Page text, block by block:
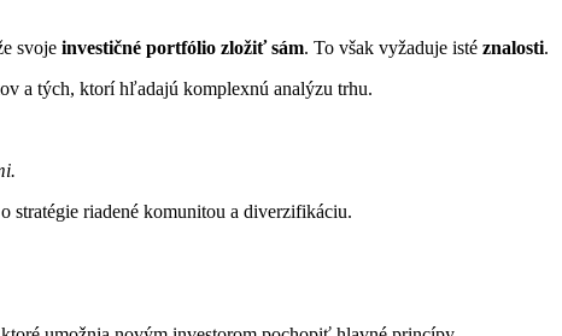
svoje investičné portfólio zložiť sám. To však vyžaduje isté znalosti.
a tých, ktorí hľadajú komplexnú analýzu trhu.
stratégie riadené komunitou a diverzifikáciu.